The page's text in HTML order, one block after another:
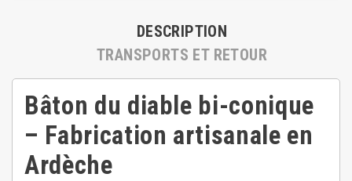
DESCRIPTION
TRANSPORTS ET RETOUR
Bâton du diable bi-conique
– Fabrication artisanale en
Ardèche